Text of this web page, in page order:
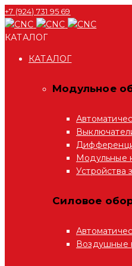
+7 (924) 731 95 69
КАТАЛОГ
КАТАЛОГ
Модульное
Модульные
Устройства
Силовое
Воздушные